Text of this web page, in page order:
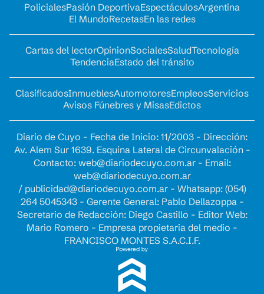
PolicialesPasión DeportivaEspectáculosArgentina
El MundoRecetasEn las redes
Cartas del lectorOpinionSocialesSaludTecnología
TendenciaEstado del tránsito
ClasificadosInmueblesAutomotoresEmpleosServicios
Avisos Fúnebres y MisasEdictos
Diario de Cuyo - Fecha de Inicio: 11/2003 - Dirección:
Av. Alem Sur 1639. Esquina Lateral de Circunvalación -
Contacto: web@diariodecuyo.com.ar- Email:
web@diariodecuyo.com.ar
/ publicidad@diariodecuyo.com.ar- Whatsapp: (054)
264 5045343 - Gerente General: Pablo Dellazoppa -
Secretario de Redacción: Diego Castillo - Editor Web:
Mario Romero - Empresa propietaria del medio -
FRANCISCO MONTES S.A.C.I.F.